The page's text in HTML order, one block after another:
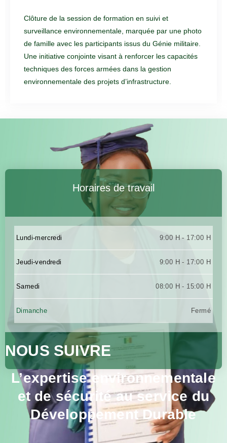
Clôture de la session de formation en suivi et
surveillance environnementale, marquée par une photo
de famille avec les participants issus du Génie militaire.
Une initiative conjointe visant à renforcer les capacités
techniques des forces armées dans la gestion
environnementale des projets d’infrastructure.
Horaires de travail
Lundi-mercredi 9:00 H - 17:00 H
Jeudi-vendredi 9:00 H - 17:00 H
Samedi 08:00 H - 15:00 H
Dimanche Fermé
NOUS SUIVRE
L’expertise environnementale
et de sécurité au service du
Développement Durable